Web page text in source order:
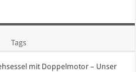
Tags
mit Doppelmotor – Unser